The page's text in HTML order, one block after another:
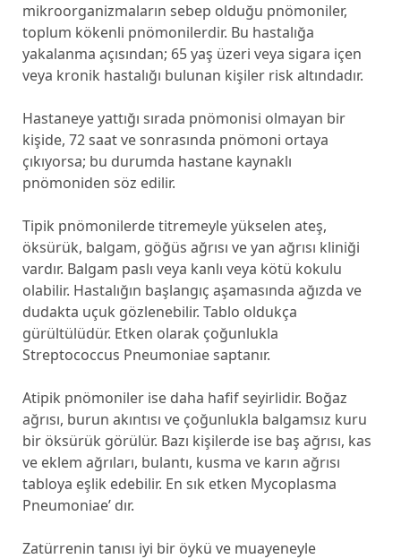
mikroorganizmaların sebep olduğu pnömoniler,
toplum kökenli pnömonilerdir. Bu hastalığa
yakalanma açısından; 65 yaş üzeri veya sigara içen
veya kronik hastalığı bulunan kişiler risk altındadır.
Hastaneye yattığı sırada pnömonisi olmayan bir
kişide, 72 saat ve sonrasında pnömoni ortaya
çıkıyorsa; bu durumda hastane kaynaklı
pnömoniden söz edilir.
Tipik pnömonilerde titremeyle yükselen ateş,
öksürük, balgam, göğüs ağrısı ve yan ağrısı kliniği
vardır. Balgam paslı veya kanlı veya kötü kokulu
olabilir. Hastalığın başlangıç aşamasında ağızda ve
dudakta uçuk gözlenebilir. Tablo oldukça
gürültülüdür. Etken olarak çoğunlukla
Streptococcus Pneumoniae saptanır.
Atipik pnömoniler ise daha hafif seyirlidir. Boğaz
ağrısı, burun akıntısı ve çoğunlukla balgamsız kuru
bir öksürük görülür. Bazı kişilerde ise baş ağrısı, kas
ve eklem ağrıları, bulantı, kusma ve karın ağrısı
tabloya eşlik edebilir. En sık etken Mycoplasma
Pneumoniae’ dır.
Zatürrenin tanısı iyi bir öykü ve muayeneyle